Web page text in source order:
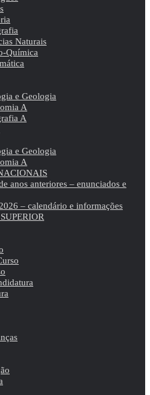
Naturais
Química
e Geologia
A
A
e Geologia
A
anos anteriores – enunciados e
– calendário e informações